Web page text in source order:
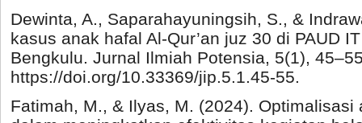
Dewinta, A., Saparahayuningsih, S., &
kasus anak hafal Al-Qur’an juz 30 di PAUD
Bengkulu. Jurnal Ilmiah Potensia, 5(1),
https://doi.org/10.33369/jip.5.1.45-55.
Fatimah, M., & Ilyas, M. (2024). Optimalisasi